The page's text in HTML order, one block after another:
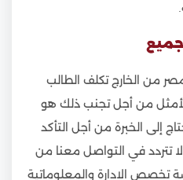
من الخارج تكلف الطالب
الأمثل من أجل تجنب ذلك هو
إلى الخبرة من أجل التأكد
تتردد في التواصل معنا من
تخصص الادارة والمعلوماتية